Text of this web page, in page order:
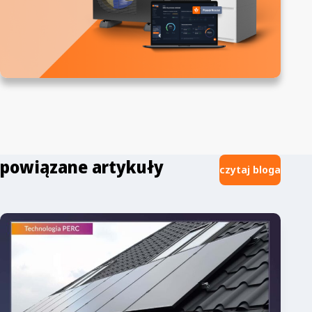
powiązane artykuły czytaj bloga